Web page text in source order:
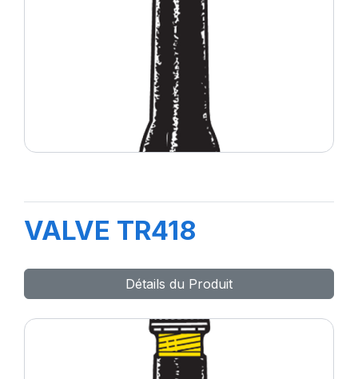
VALVE TR418
Détails du Produit